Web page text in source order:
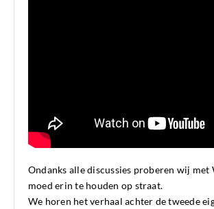
Ondanks alle discussies proberen wij met
moed erin te houden op straat.
We horen het verhaal achter de tweede